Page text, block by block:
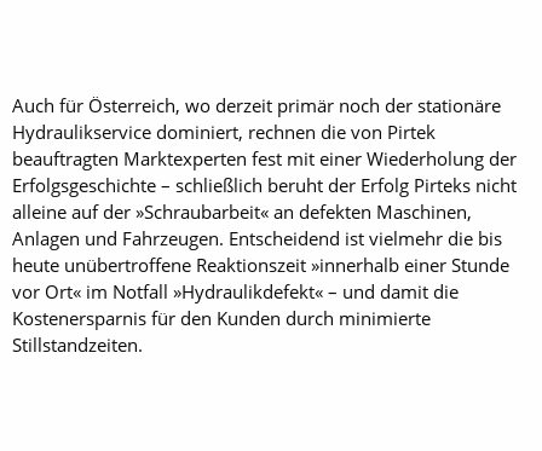
Auch für Österreich, wo derzeit primär noch der stationäre
Hydraulikservice dominiert, rechnen die von Pirtek
beauftragten Markt­experten fest mit einer Wiederholung der
Erfolgsgeschichte – schließlich beruht der Erfolg Pirteks nicht
alleine auf der »Schraubarbeit« an defekten Maschinen,
Anlagen und Fahrzeugen. Entscheidend ist vielmehr die bis
heute unübertroffene Reaktionszeit »innerhalb einer Stunde
vor Ort« im Notfall »Hydraulikdefekt« – und damit die
Kostenersparnis für den Kunden durch minimierte
Stillstandzeiten.